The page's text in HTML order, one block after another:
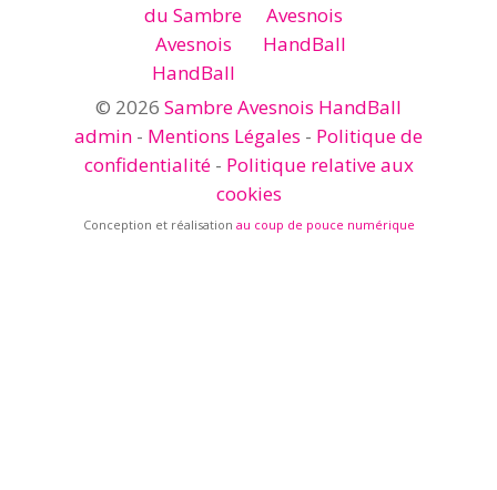
© 2026 Sambre Avesnois HandBall
admin - Mentions Légales - Politique de
confidentialité- Politique relative aux
cookies
Conception et réalisation au coup de pouce numérique